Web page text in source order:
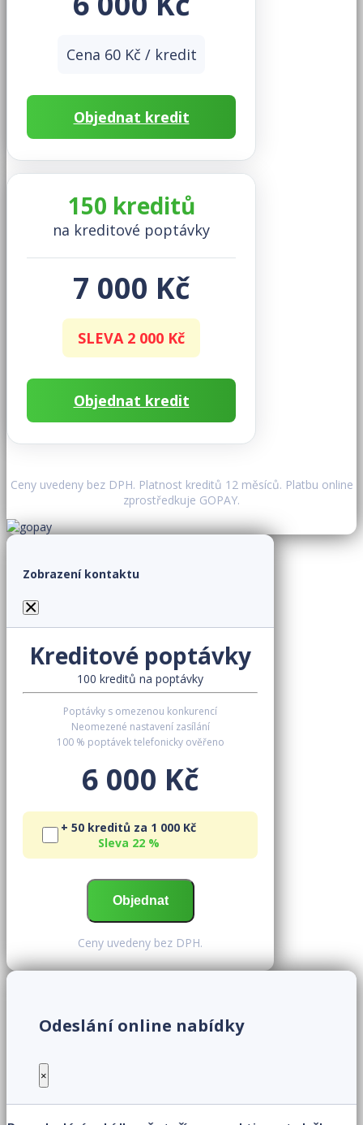
Cena 60 Kč / kredit
Objednat kredit
150 kreditů
na kreditové poptávky
7 000 Kč
SLEVA 2 000 Kč
Objednat kredit
Ceny uvedeny bez DPH. Platnost kreditů 12 měsíců. Platbu online
zprostředkuje GOPAY.
Zobrazení kontaktu
×
Kreditové poptávky
100 kreditů na poptávky
Poptávky s omezenou konkurencí
Neomezené nastavení zasílání
100 % poptávek telefonicky ověřeno
6 000 Kč
+ 50 kreditů za 1 000 Kč
Sleva 22 %
Ceny uvedeny bez DPH.
Odeslání online nabídky
×